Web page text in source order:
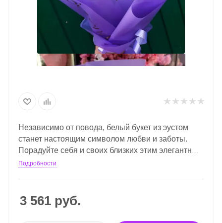
Независимо от повода, белый букет из эустом
станет настоящим символом любви и заботы.
Порадуйте себя и своих близких этим элегантным
цветочным произведением.
Подробности
3 561 руб.